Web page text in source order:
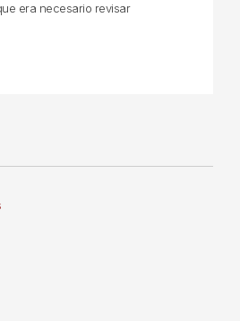
era necesario revisar